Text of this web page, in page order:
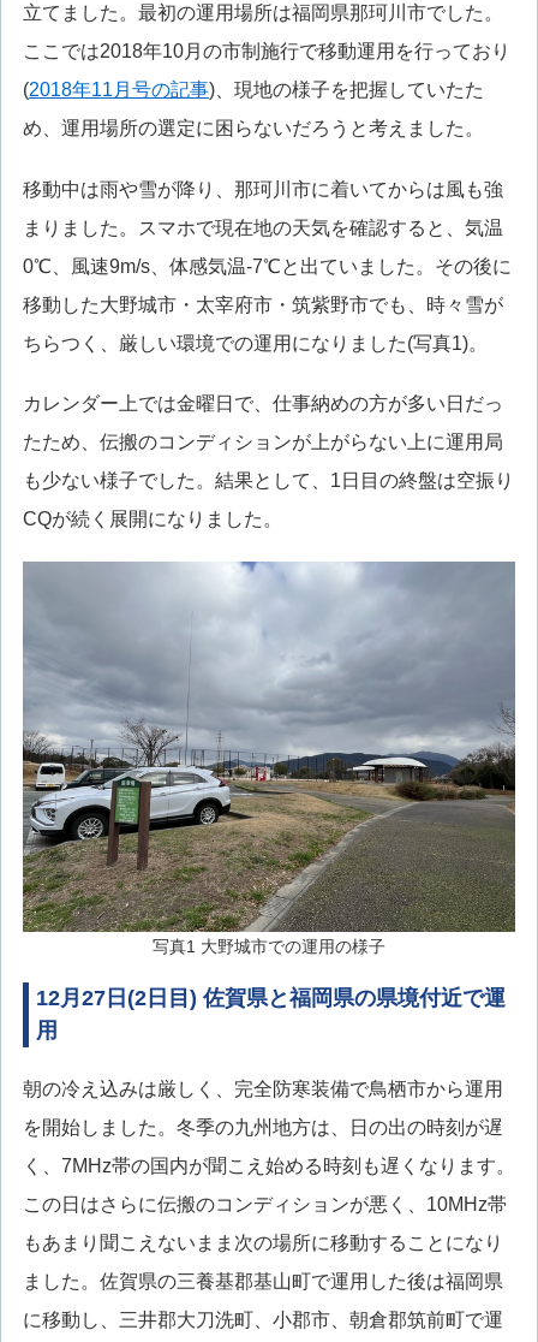
立てました。最初の運用場所は福岡県那珂川市でした。
ここでは2018年10月の市制施行で移動運用を行っており
(2018年11月号の記事)、現地の様子を把握していたた
め、運用場所の選定に困らないだろうと考えました。
移動中は雨や雪が降り、那珂川市に着いてからは風も強
まりました。スマホで現在地の天気を確認すると、気温
0℃、風速9m/s、体感気温-7℃と出ていました。その後に
移動した大野城市・太宰府市・筑紫野市でも、時々雪が
ちらつく、厳しい環境での運用になりました(写真1)。
カレンダー上では金曜日で、仕事納めの方が多い日だっ
たため、伝搬のコンディションが上がらない上に運用局
も少ない様子でした。結果として、1日目の終盤は空振り
CQが続く展開になりました。
写真1 大野城市での運用の様子
12月27日(2日目) 佐賀県と福岡県の県境付近で運
用
朝の冷え込みは厳しく、完全防寒装備で鳥栖市から運用
を開始しました。冬季の九州地方は、日の出の時刻が遅
く、7MHz帯の国内が聞こえ始める時刻も遅くなります。
この日はさらに伝搬のコンディションが悪く、10MHz帯
もあまり聞こえないまま次の場所に移動することになり
ました。佐賀県の三養基郡基山町で運用した後は福岡県
に移動し、三井郡大刀洗町、小郡市、朝倉郡筑前町で運